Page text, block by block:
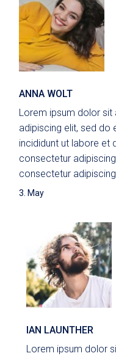
ANNA WOLT
3. May
Lorem ipsum dolor
adipiscing elit, sed do
incididunt ut labore et
consectetur
consectetur
IAN LAUNTHER
Lorem ipsum dolor